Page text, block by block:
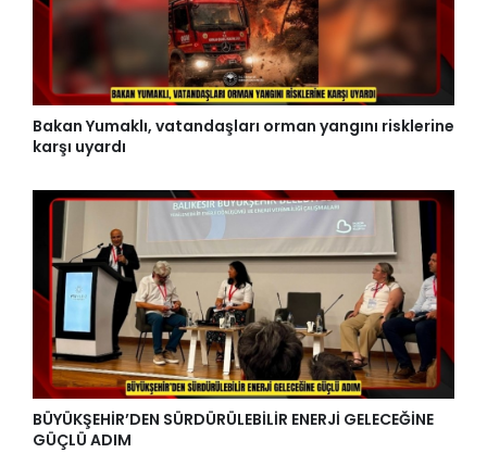
Bakan Yumaklı, vatandaşları orman yangını risklerine
karşı uyardı
BÜYÜKŞEHİR’DEN SÜRDÜRÜLEBİLİR ENERJİ GELECEĞİNE
GÜÇLÜ ADIM